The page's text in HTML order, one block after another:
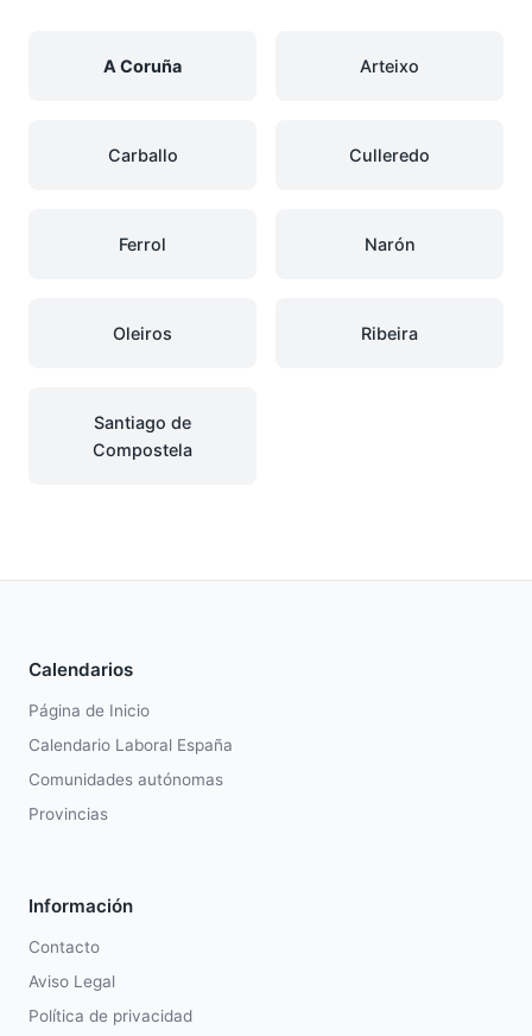
A Coruña Arteixo
Carballo Culleredo
Ferrol Narón
Oleiros Ribeira
Santiago de
Compostela
Calendarios
Página de Inicio
Calendario Laboral España
Comunidades autónomas
Provincias
Información
Contacto
Aviso Legal
Política de privacidad